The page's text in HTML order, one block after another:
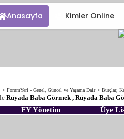
Anasayfa Kimler Online
> ForumYeri - Genel, Güncel ve Yaşama Dair > Burçlar,
Rüyada Baba Görmek , Rüyada Baba
FY Yönetim Üye